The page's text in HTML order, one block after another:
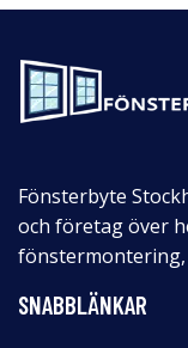
Fönsterbyte
och företag över
SNABBLÄNKAR